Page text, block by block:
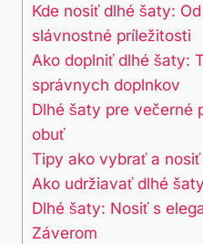
Kde nosiť‌ dlhé ​šaty:
slávnostné príležitosti
Ako ⁢doplniť dlhé šaty:
správnych doplnkov
Dlhé šaty ‍pre večerné
obuť
Tipy ako vybrať a
Ako⁢ udržiavať dlhé
Dlhé šaty: Nosiť s
Záverom